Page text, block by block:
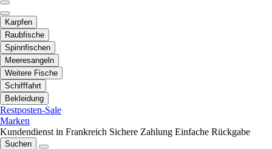
Karpfen
Raubfische
Spinnfischen
Meeresangeln
Weitere Fische
Schifffahrt
Bekleidung
Restposten-Sale
Marken
Kundendienst in Frankreich Sichere Zahlung Einfache Rückgabe
Suchen